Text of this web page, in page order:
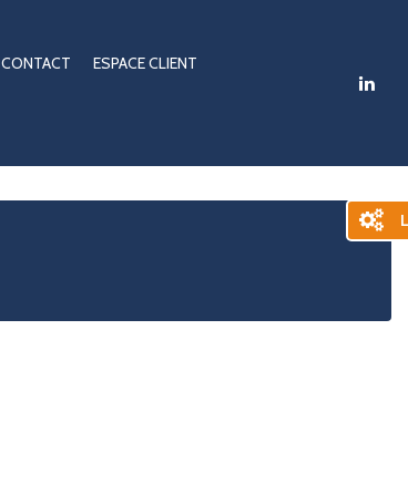
CONTACT
ESPACE CLIENT